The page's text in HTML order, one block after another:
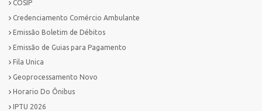
COSIP
Credenciamento Comércio Ambulante
Emissão Boletim de Débitos
Emissão de Guias para Pagamento
Fila Unica
Geoprocessamento Novo
Horario Do Ônibus
IPTU 2026